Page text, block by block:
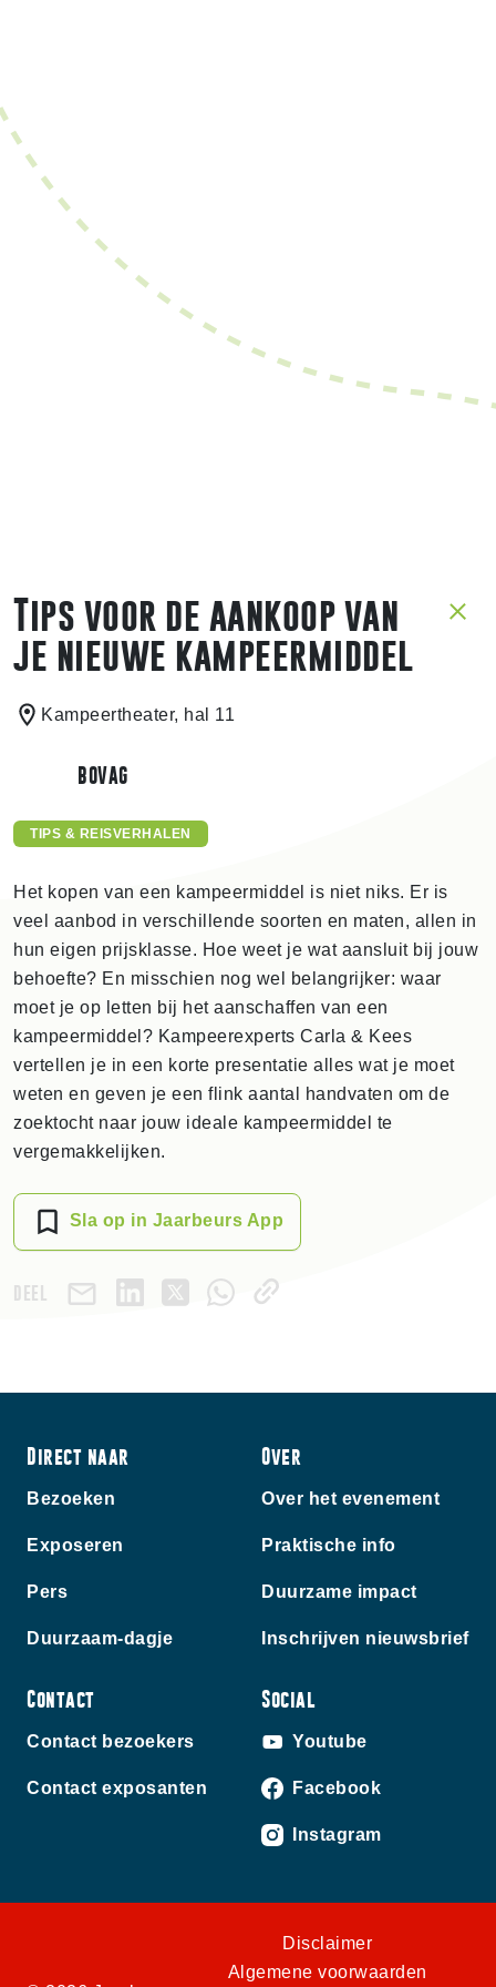
Tips voor de aankoop van
je nieuwe kampeermiddel
Kampeertheater, hal 11
BOVAG
TIPS & REISVERHALEN
Het kopen van een kampeermiddel is niet niks. Er is
veel aanbod in verschillende soorten en maten, allen in
hun eigen prijsklasse. Hoe weet je wat aansluit bij jouw
behoefte? En misschien nog wel belangrijker: waar
moet je op letten bij het aanschaffen van een
kampeermiddel? Kampeerexperts Carla & Kees
vertellen je in een korte presentatie alles wat je moet
weten en geven je een flink aantal handvaten om de
zoektocht naar jouw ideale kampeermiddel te
vergemakkelijken.
Sla op in Jaarbeurs App
DEEL
Direct naar
Bezoeken
Exposeren
Pers
Duurzaam-dagje
Over
Over het evenement
Praktische info
Duurzame impact
Inschrijven nieuwsbrief
Contact
Contact bezoekers
Contact exposanten
Social
Youtube
Facebook
Instagram
Disclaimer
Algemene voorwaarden